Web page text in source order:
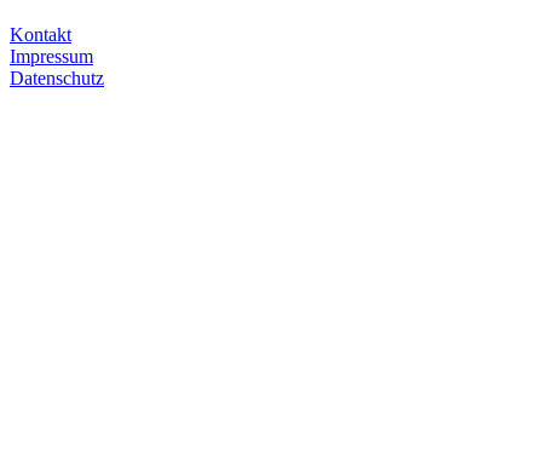
Kontakt
Impressum
Datenschutz